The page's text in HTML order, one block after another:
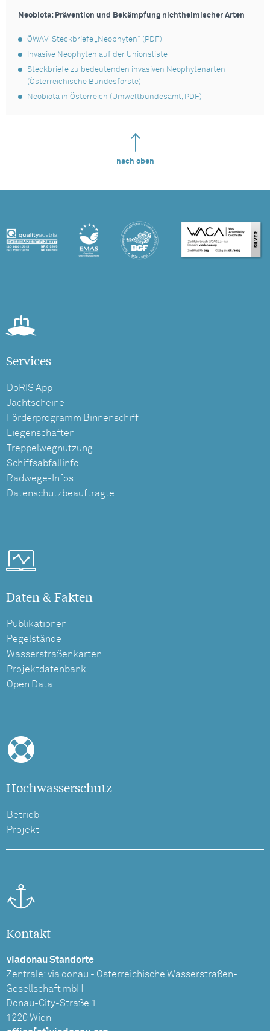
Neobiota: Prävention und Bekämpfung nichtheimischer Arten
ÖWAV-Steckbriefe „Neophyten“ (PDF)
Invasive Neophyten auf der Unionsliste
Steckbriefe zu bedeutenden invasiven Neophytenarten
(Österreichische Bundesforste)
Neobiota in Österreich (Umweltbundesamt, PDF)
nach oben
Services
DoRIS App
Jachtscheine
Förderprogramm Binnenschiff
Liegenschaften
Treppelwegnutzung
Schiffsabfallinfo
Radwege-Infos
Datenschutzbeauftragte
Daten & Fakten
Publikationen
Pegelstände
Wasserstraßenkarten
Projektdatenbank
Open Data
Hochwasserschutz
Betrieb
Projekt
Kontakt
viadonau Standorte
Zentrale: via donau - Österreichische Wasserstraßen-
Gesellschaft mbH
Donau-City-Straße 1
1220 Wien